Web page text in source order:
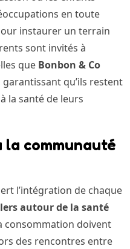
en toute
instaurer un terrain
sont invités à
que Bonbon & Co
qu’ils restent
la santé de leurs
la communauté
l’intégration de chaque
autour de la santé
consommation doivent
des rencontres entre